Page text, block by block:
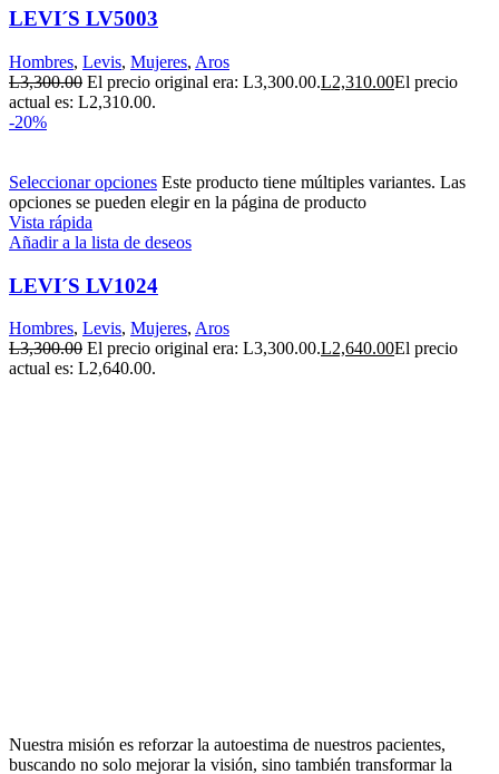
LEVI´S LV5003
Hombres, Levis, Mujeres, Aros
L3,300.00 El precio original era: L3,300.00.L2,310.00El precio
actual es: L2,310.00.
-20%
Seleccionar opciones Este producto tiene múltiples variantes. Las
opciones se pueden elegir en la página de producto
Vista rápida
Añadir a la lista de deseos
LEVI´S LV1024
Hombres, Levis, Mujeres, Aros
L3,300.00 El precio original era: L3,300.00.L2,640.00El precio
actual es: L2,640.00.
Nuestra misión es reforzar la autoestima de nuestros pacientes,
buscando no solo mejorar la visión, sino también transformar la